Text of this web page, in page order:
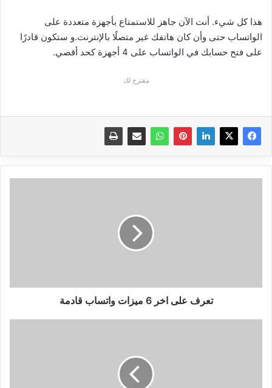
هذا كل شيء. أنت الآن جاهز للاستمتاع بأجهزة متعددة على
الواتساب حتى وأن كان هاتفك غير متصلًا بالإنترنت.و ستكون قادرًا
على فتح حسابك في الواتساب على 4 أجهزة كحد أقصي.
مقترح لك
تعرف على اخر 6 ميزات واتساب قادمة